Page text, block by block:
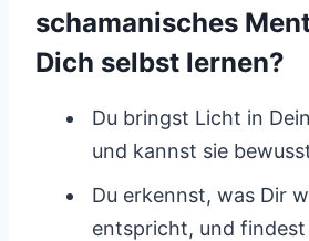
schamanisches
Dich selbst lernen?
Du bringst Licht in
und kannst sie
Du erkennst, was Dir
entspricht, und findest